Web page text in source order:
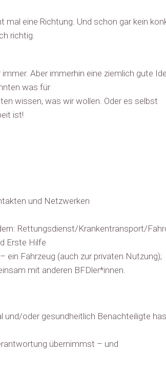
mal eine Richtung. Und schon gar kein
richtig.
Aber immerhin eine ziemlich gute
was für
wissen, was wir wollen. Oder es selbst
ist!
und Netzwerken
Rettungsdienst/Krankentransport/
Erste Hilfe
Fahrzeug (auch zur privaten Nutzung);
mit anderen BFDler*innen.
oder gesundheitlich Benachteiligte
übernimmst – und